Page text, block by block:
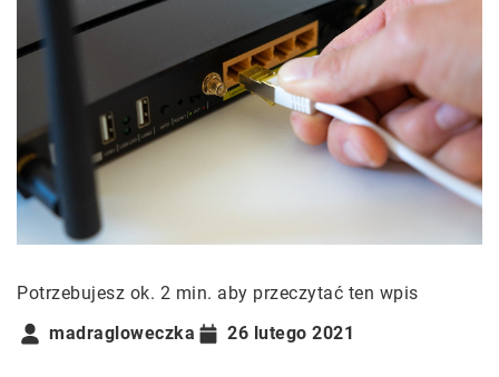
Potrzebujesz ok. 2 min. aby przeczytać ten wpis
madragloweczka
26 lutego 2021